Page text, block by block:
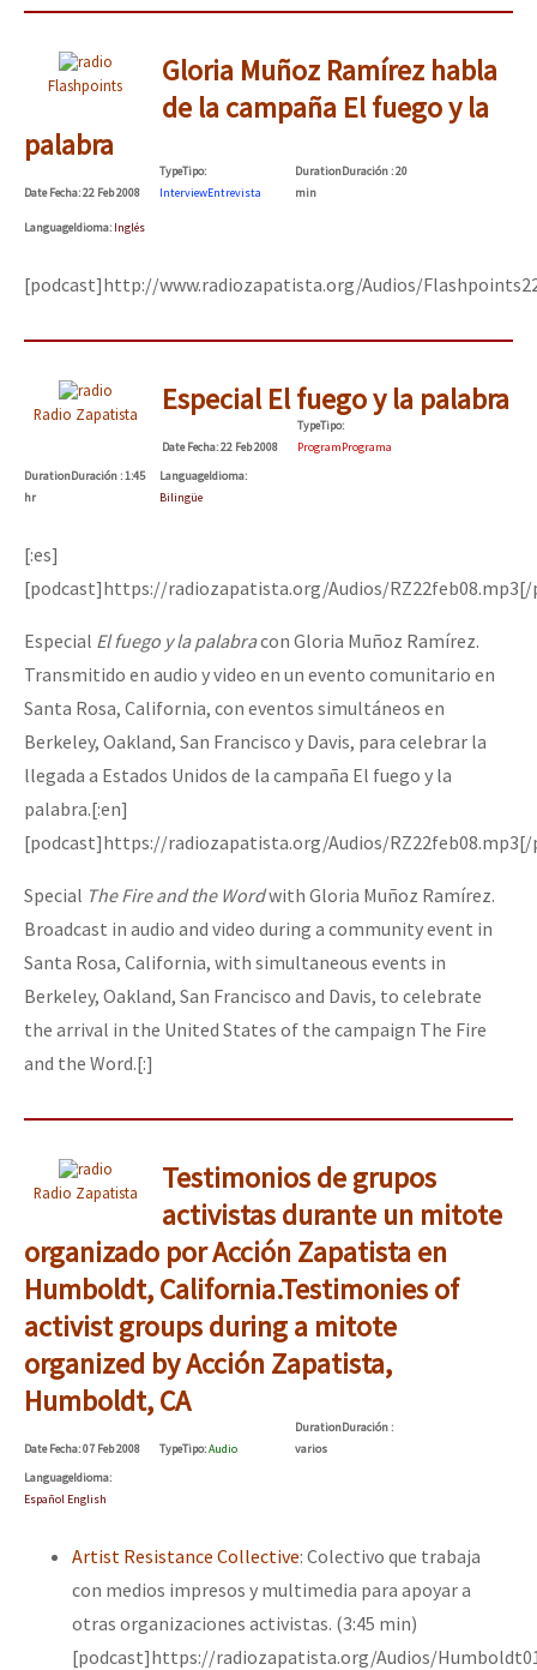
Flashpoints
Gloria Muñoz Ramírez habla
de la campaña El fuego y la
palabra
DateFecha: 22 Feb 2008
TypeTipo:
InterviewEntrevista
DurationDuración: 20
min
LanguageIdioma: Inglés
[podcast]http://www.radiozapatista.org/Audios/
Radio Zapatista Especial El fuego y la palabra
DateFecha: 22 Feb 2008
TypeTipo:
ProgramPrograma
DurationDuración: 1:45
hr
LanguageIdioma:
Bilingüe
[:es]
[podcast]https://radiozapatista.org/Audios/
Especial El fuego y la palabracon Gloria Muñoz Ramírez.
Transmitido en audio y video en un evento comunitario en
Santa Rosa, California, con eventos simultáneos en
Berkeley, Oakland, San Francisco y Davis, para celebrar la
llegada a Estados Unidos de la campaña El fuego y la
palabra.[:en]
[podcast]https://radiozapatista.org/Audios/
Special The Fire and the Wordwith Gloria Muñoz Ramírez.
Broadcast in audio and video during a community event in
Santa Rosa, California, with simultaneous events in
Berkeley, Oakland, San Francisco and Davis, to celebrate
the arrival in the United States of the campaign The Fire
and the Word.[:]
Radio Zapatista
Testimonios de grupos
activistas durante un mitote
organizado por Acción Zapatista en
Humboldt, California.Testimonies of
activist groups during a mitote
organized by Acción Zapatista,
Humboldt, CA
DateFecha: 07 Feb 2008 TypeTipo:Audio
DurationDuración:
varios
LanguageIdioma:
Español English
Artist Resistance Collective: Colectivo que trabaja
con medios impresos y multimedia para apoyar a
otras organizaciones activistas. (3:45 min)
[podcast]https://radiozapatista.org/Audios/